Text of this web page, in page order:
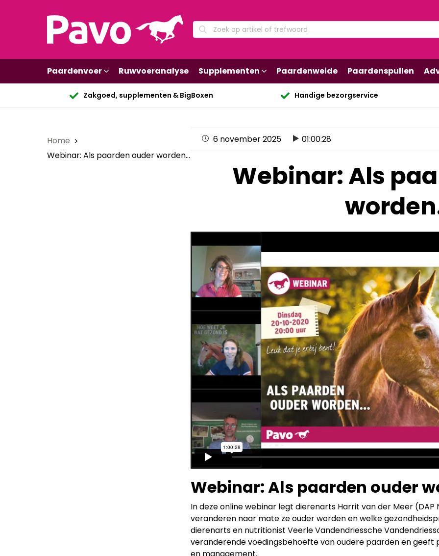
Paardenvoer Ruwvoeranalyse Supplementen Paardenweide Paardenspullen
Zakgoed, supplementen & BigBoxen Handige bezorgservice
Home
Webinar: Als paarden ouder worden...
6 november 2025 01:00:28
Webinar: Als
Webinar: Als paarden ouder
In deze online webinar legt dierenarts Harrit van der Meer
veranderen naar mate ze ouder worden en welke
dierenarts en nutritionist Veerle Vandendriessche
veranderende voedingsbehoefte van oudere paarden en